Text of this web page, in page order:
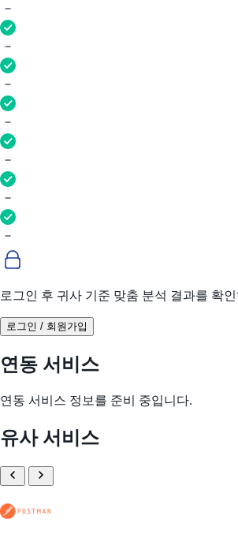
로그인 후 귀사 기준 맞춤 분석 결과를 확
로그인 / 회원가입
연동 서비스
연동 서비스 정보를 준비 중입니다.
유사 서비스